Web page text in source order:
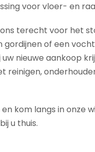
voor vloer- en
terecht voor het
gordijnen of een
uw nieuwe aankoop
reinigen,
kom langs in onze
bij u thuis.